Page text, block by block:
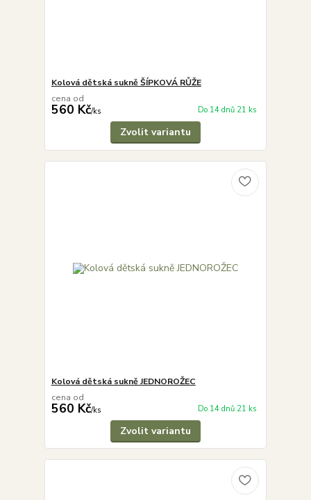
Kolová dětská sukně ŠÍPKOVÁ RŮŽE
cena od
560 Kč/ks Do 14 dnů 21 ks
Zvolit variantu
Kolová dětská sukně JEDNOROŽEC
cena od
560 Kč/ks Do 14 dnů 21 ks
Zvolit variantu